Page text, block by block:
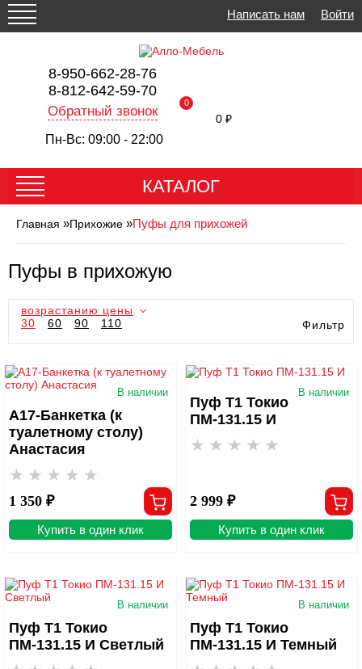
Написать нам Войти
8-950-662-28-76
8-812-642-59-70
Обратный звонок
Пн-Вс: 09:00 - 22:00
0
0 ₽
КАТАЛОГ
Главная »Прихожие »Пуфы для прихожей
Пуфы в прихожую
возрастанию цены
30
60 90 110 Фильтр
В наличии
А17-Банкетка (к
туалетному столу)
Анастасия
1 350 ₽
Купить в один клик
В наличии
Пуф Т1 Токио
ПМ-131.15 И
2 999 ₽
Купить в один клик
В наличии
Пуф Т1 Токио
ПМ-131.15 И Светлый
В наличии
Пуф Т1 Токио
ПМ-131.15 И Темный